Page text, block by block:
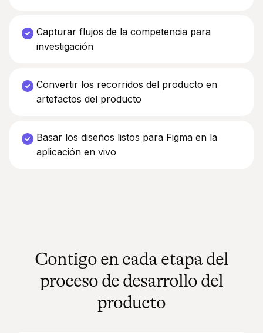
Capturar flujos de la competencia para
investigación
Convertir los recorridos del producto en
artefactos del producto
Basar los diseños listos para Figma en la
aplicación en vivo
Contigo en cada etapa del
proceso de desarrollo del
producto